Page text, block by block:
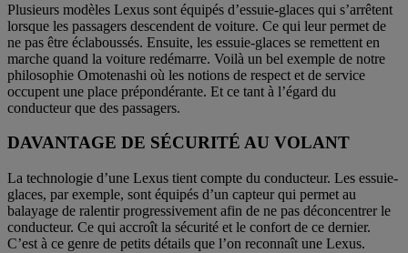
Plusieurs modèles Lexus sont équipés d’essuie-glaces qui s’arrêtent
lorsque les passagers descendent de voiture. Ce qui leur permet de
ne pas être éclaboussés. Ensuite, les essuie-glaces se remettent en
marche quand la voiture redémarre. Voilà un bel exemple de notre
philosophie Omotenashi où les notions de respect et de service
occupent une place prépondérante. Et ce tant à l’égard du
conducteur que des passagers.
DAVANTAGE DE SÉCURITÉ AU VOLANT
La technologie d’une Lexus tient compte du conducteur. Les essuie-
glaces, par exemple, sont équipés d’un capteur qui permet au
balayage de ralentir progressivement afin de ne pas déconcentrer le
conducteur. Ce qui accroît la sécurité et le confort de ce dernier.
C’est à ce genre de petits détails que l’on reconnaît une Lexus.